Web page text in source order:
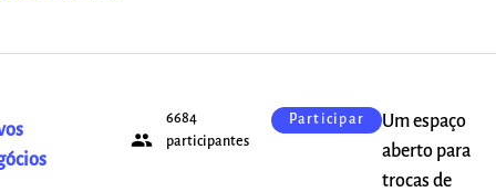
people
6684
participantes
Participar
Um espaço
aberto para
trocas de